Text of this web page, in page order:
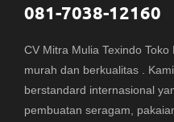
081-7038-12160
CV Mitra Mulia Texindo
murah dan berkualitas .
berstandard internasional
pembuatan seragam,